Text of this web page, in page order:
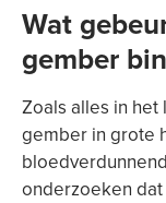
Wat
gember
Zoals alles in
gember in grote
onderzoeken